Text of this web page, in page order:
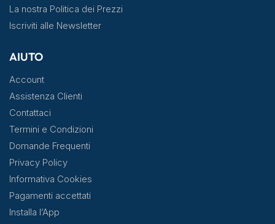
La nostra Politica dei Prezzi
Iscriviti alle Newsletter
AIUTO
Account
Assistenza Clienti
Contattaci
Termini e Condizioni
Domande Frequenti
Privacy Policy
Informativa Cookies
Pagamenti accettati
Installa l’App